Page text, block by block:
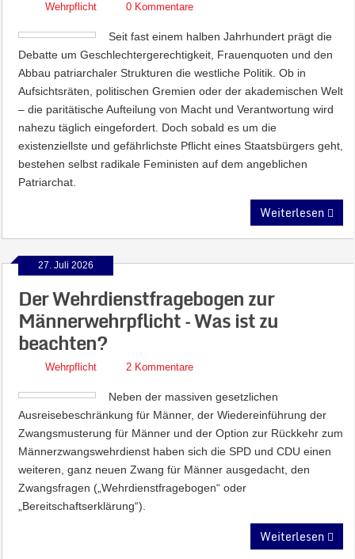
Wehrpflicht 0 Kommentare
Seit fast einem halben Jahrhundert prägt die
Debatte um Geschlechtergerechtigkeit, Frauenquoten und den
Abbau patriarchaler Strukturen die westliche Politik. Ob in
Aufsichtsräten, politischen Gremien oder der akademischen Welt
– die paritätische Aufteilung von Macht und Verantwortung wird
nahezu täglich eingefordert. Doch sobald es um die
existenziellste und gefährlichste Pflicht eines Staatsbürgers geht,
bestehen selbst radikale Feministen auf dem angeblichen
Patriarchat.
Weiterlesen
27. Juli 2026
Der Wehrdienstfragebogen zur
Männerwehrpflicht – Was ist zu
beachten?
Wehrpflicht 2 Kommentare
Neben der massiven gesetzlichen
Ausreisebeschränkung für Männer, der Wiedereinführung der
Zwangsmusterung für Männer und der Option zur Rückkehr zum
Männerzwangswehrdienst haben sich die SPD und CDU einen
weiteren, ganz neuen Zwang für Männer ausgedacht, den
Zwangsfragen („Wehrdienstfragebogen“ oder
„Bereitschaftserklärung“).
Weiterlesen